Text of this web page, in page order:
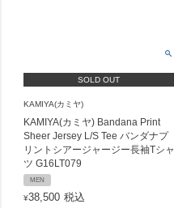
SOLD OUT
KAMIYA(カミヤ)
KAMIYA(カミヤ) Bandana Print
Sheer Jersey L/S Tee バンダナプ
リントシアージャージー長袖Tシャ
ツ G16LT079
MEN
¥38,500 税込